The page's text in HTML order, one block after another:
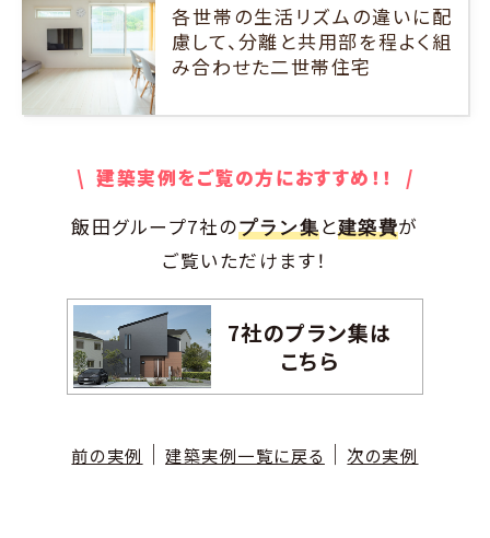
各世帯の生活リズムの違いに配
慮して、分離と共用部を程よく組
み合わせた二世帯住宅
\ 建築実例をご覧の方におすすめ！！ /
飯田グループ7社のプラン集と建築費が
ご覧いただけます！
7社のプラン集は
こちら
前の実例 ｜建築実例一覧に戻る ｜ 次の実例